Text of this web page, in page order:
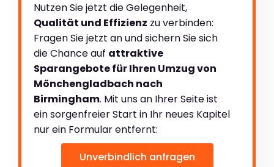
Nutzen Sie jetzt die Gelegenheit,
Qualität und Effizienz zu verbinden:
Fragen Sie jetzt an und sichern Sie sich
die Chance auf attraktive
Sparangebote für Ihren Umzug von
Mönchengladbach nach
Birmingham. Mit uns an Ihrer Seite ist
ein sorgenfreier Start in Ihr neues Kapitel
nur ein Formular entfernt:
Unverbindlich anfragen